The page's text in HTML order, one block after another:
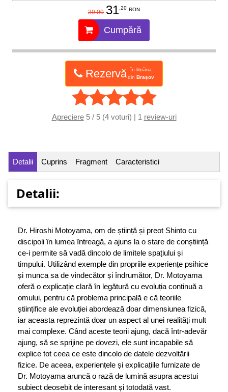
39.00 31.20 RON
Cumpără
Rezervă
în librăria
din Brașov
Apreciere5 / 5 (4 voturi) | 1 review-uri
Detalii Cuprins Fragment Caracteristici
Detalii:
Dr. Hiroshi Motoyama, om de știință și preot Shinto cu
discipoli în lumea întreagă, a ajuns la o stare de conștiință
ce-i permite să vadă dincolo de limitele spațiului și
timpului. Utilizând exemple din propriile experiențe psihice
și munca sa de vindecător și îndrumător, Dr. Motoyama
oferă o explicație clară în legătură cu evoluția continuă a
omului, pentru că problema principală e că teoriile
științifice ale evoluției abordează doar dimensiunea fizică,
iar aceasta reprezintă doar un aspect al unei realități mult
mai complexe. Când aceste teorii ajung, dacă într-adevăr
ajung, să se sprijine pe dovezi, ele sunt incapabile să
explice tot ceea ce este dincolo de datele dezvoltării
fizice. De aceea, experiențele și explicațiile furnizate de
Dr. Motoyama aruncă o rază de lumină asupra acestui
subiect deosebit de interesant și totodată vast.